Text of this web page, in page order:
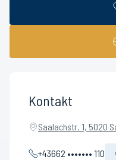
Kontakt
Saalachstr. 1, 5020
+43662 ••••••• 110